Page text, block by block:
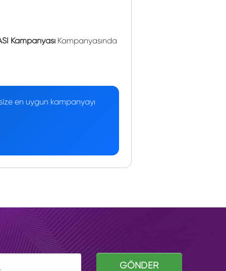
Kampanyası Kampanyasında
en uygun kampanyayı
GÖNDER